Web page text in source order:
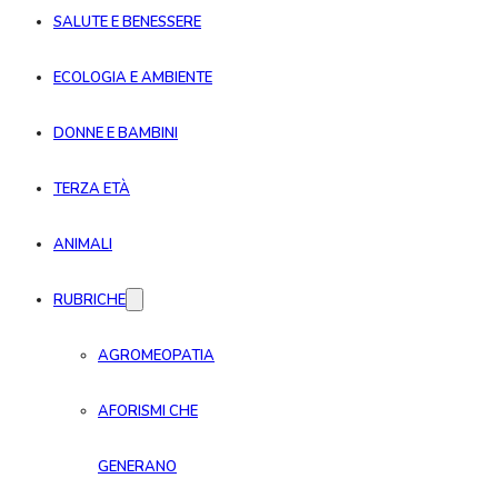
SALUTE E BENESSERE
ECOLOGIA E AMBIENTE
DONNE E BAMBINI
TERZA ETÀ
ANIMALI
RUBRICHE
AGROMEOPATIA
AFORISMI CHE
GENERANO